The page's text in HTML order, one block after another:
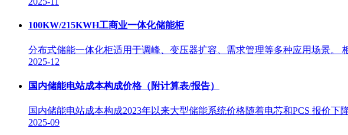
100KW/215KWH工商业一体化储能柜
分布式储能一体化柜适用于调峰、变压器扩容、需求管理等多种应用场景。
2025-12
国内储能电站成本构成价格（附计算表/报告）
国内储能电站成本构成2023年以来大型储能系统价格随着电芯和PCS 报价下
2025-09